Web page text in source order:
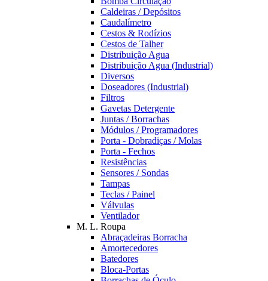
Caldeiras / Depósitos
Caudalímetro
Cestos & Rodízios
Cestos de Talher
Distribuição Agua
Distribuição Agua (Industrial)
Diversos
Doseadores (Industrial)
Filtros
Gavetas Detergente
Juntas / Borrachas
Módulos / Programadores
Porta - Dobradiças / Molas
Porta - Fechos
Resistências
Sensores / Sondas
Tampas
Teclas / Painel
Válvulas
Ventilador
M. L. Roupa
Abraçadeiras Borracha
Amortecedores
Batedores
Bloca-Portas